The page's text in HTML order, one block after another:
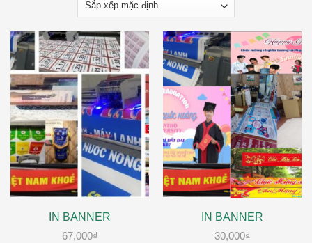
IN BANNER
67,000₫
IN BANNER
30,000₫